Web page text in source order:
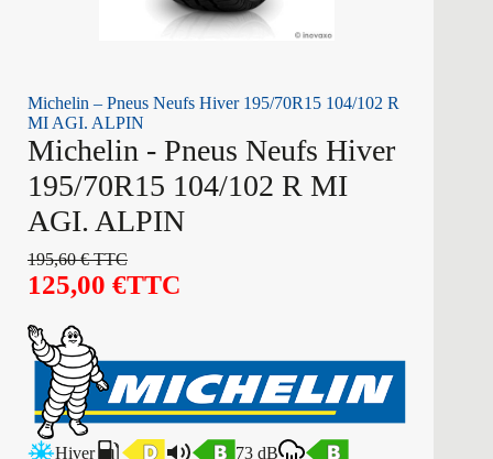
Michelin – Pneus Neufs Hiver 195/70R15 104/102 R
MI AGI. ALPIN
Michelin - Pneus Neufs Hiver
195/70R15 104/102 R MI
AGI. ALPIN
195,60€TTC
125,00 €TTC
Hiver 73 dB